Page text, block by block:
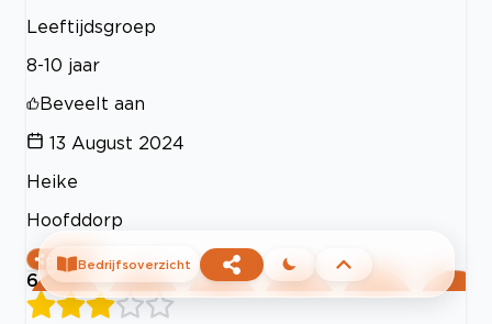
Leeftijdsgroep
8-10 jaar
Beveelt aan
13 August 2024
Heike
Hoofddorp
delen
6
Bedrijfsoverzicht